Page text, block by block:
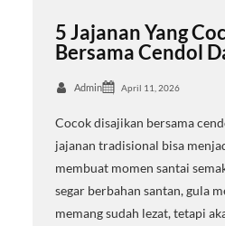
5 Jajanan Yang
Bersama Cendol
Admin April 11, 2026
Cocok disajikan bersama
jajanan tradisional bisa
membuat momen santai
segar berbahan santan, gula
memang sudah lezat, tetapi